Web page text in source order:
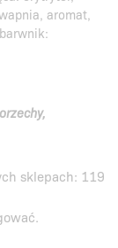
aromat,
sklepach: 119
.